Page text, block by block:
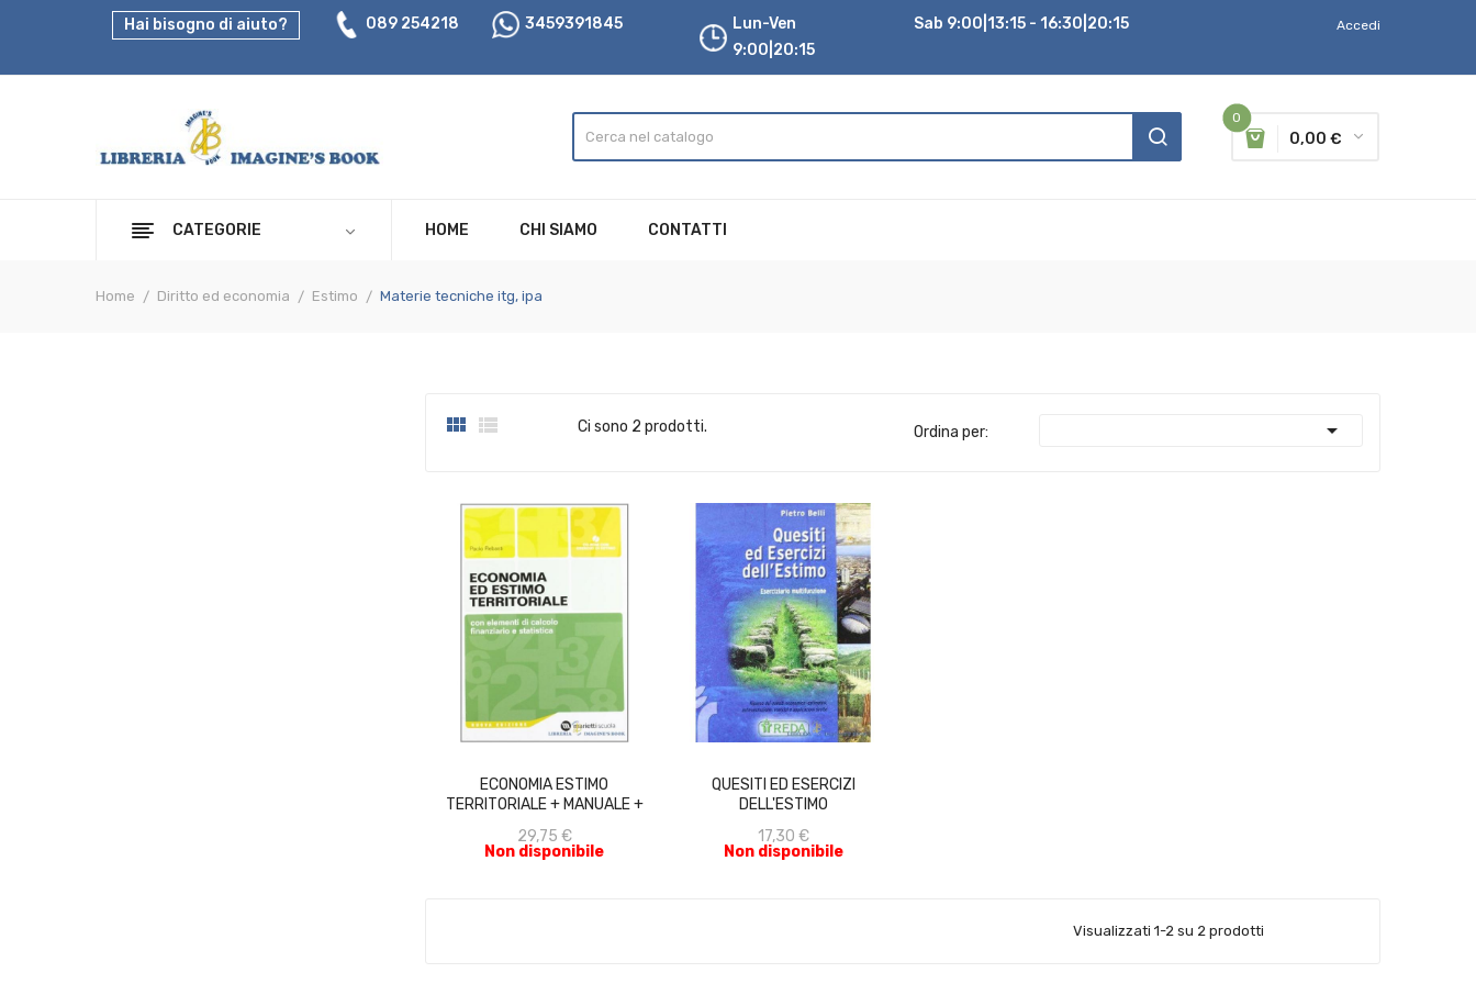
Hai bisogno di aiuto? 089 254218 3459391845
Lun-Ven
9:00|20:15
Sab 9:00|13:15 - 16:30|20:15 Accedi
0
0,00 €
CATEGORIE HOME CHI SIAMO CONTATTI
Home Diritto ed economia Estimo Materie tecniche itg, ipa
  Ci sono 2 prodotti. Ordina per: 
ECONOMIA ESTIMO
TERRITORIALE + MANUALE +
29,75 €
Non disponibile
ACQUISTA
QUESITI ED ESERCIZI
DELL'ESTIMO
17,30 €
Non disponibile
ACQUISTA
Visualizzati 1-2 su 2 prodotti